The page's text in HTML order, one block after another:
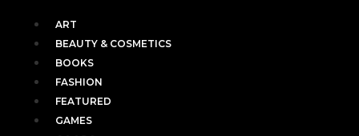
ART
BEAUTY & COSMETICS
BOOKS
FASHION
FEATURED
GAMES